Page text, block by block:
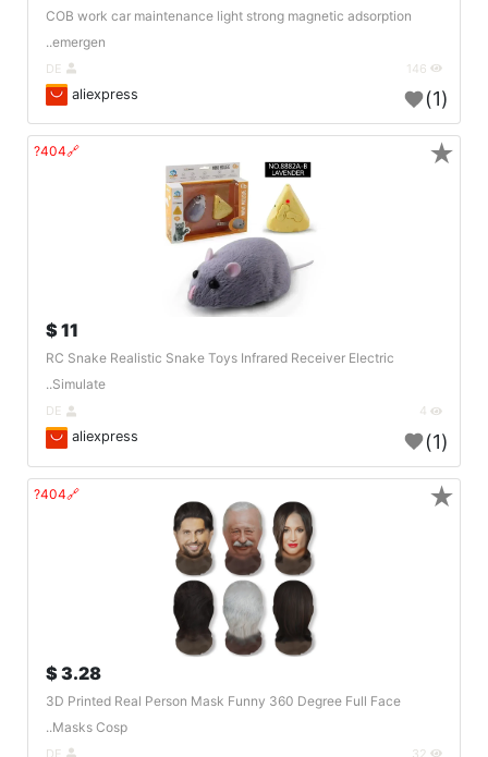
COB work car maintenance light strong magnetic adsorption
emergen..
aliexpress (1)
🔗404?
11 $
RC Snake Realistic Snake Toys Infrared Receiver Electric
Simulate..
aliexpress (1)
★
🔗404?
3.28 $
3D Printed Real Person Mask Funny 360 Degree Full Face
Masks Cosp..
★